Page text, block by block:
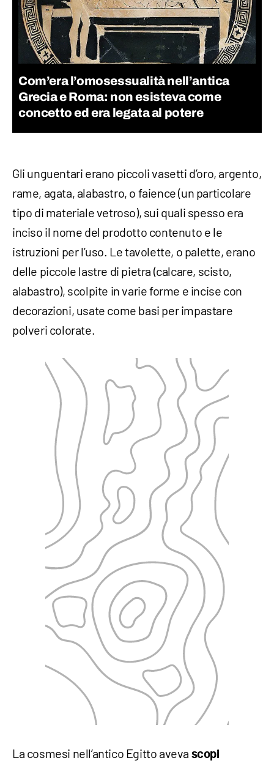
Com’era l’omosessualità nell’antica
Grecia e Roma: non esisteva come
concetto ed era legata al potere
Gli unguentari erano piccoli vasetti d’oro, argento,
rame, agata, alabastro, o faience (un particolare
tipo di materiale vetroso), sui quali spesso era
inciso il nome del prodotto contenuto e le
istruzioni per l’uso. Le tavolette, o palette, erano
delle piccole lastre di pietra (calcare, scisto,
alabastro), scolpite in varie forme e incise con
decorazioni, usate come basi per impastare
polveri colorate.
La cosmesi nell’antico Egitto aveva scopi